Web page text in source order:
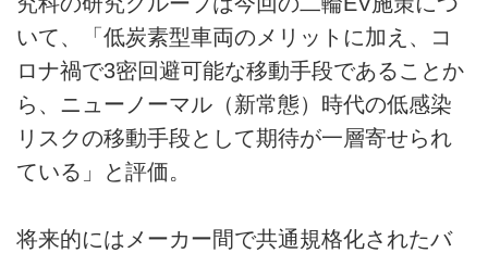
いて、「低炭素型車両のメリットに加え、コ
ロナ禍で3密回避可能な移動手段であることか
ら、ニューノーマル（新常態）時代の低感染
リスクの移動手段として期待が一層寄せられ
ている」と評価。
将来的にはメーカー間で共通規格化されたバ